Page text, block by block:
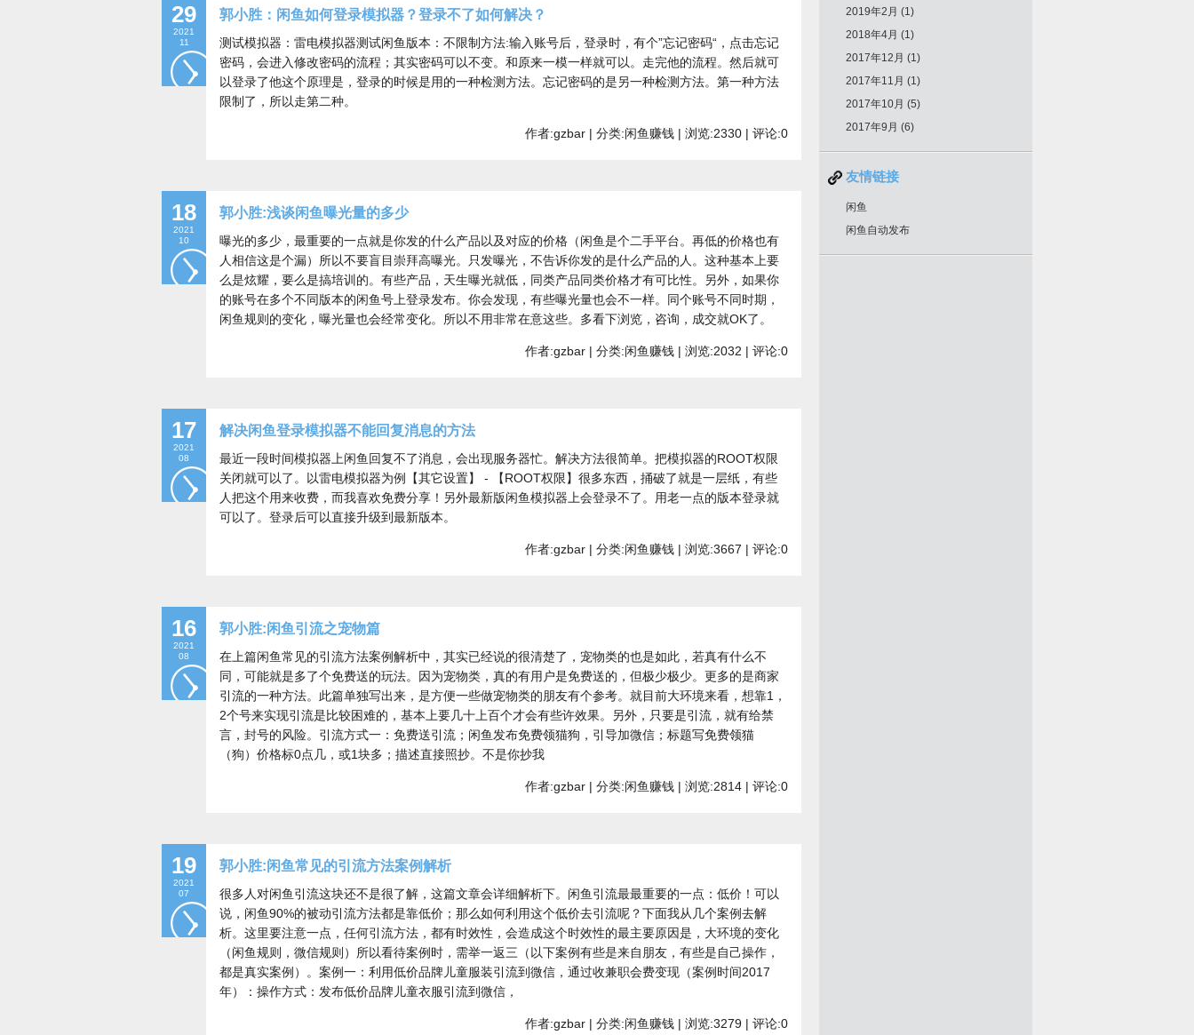
29
2021
11
郭小胜：闲鱼如何登录模拟器？登录不了如何解决？
测试模拟器：雷电模拟器测试闲鱼版本：不限制方法:输入账号后，登录时，有个”忘记密码“，点击忘记
密码，会进入修改密码的流程；其实密码可以不变。和原来一模一样就可以。走完他的流程。然后就可
以登录了他这个原理是，登录的时候是用的一种检测方法。忘记密码的是另一种检测方法。第一种方法
限制了，所以走第二种。
作者:gzbar | 分类:闲鱼赚钱 | 浏览:2330 | 评论:0
18
2021
10
郭小胜:浅谈闲鱼曝光量的多少
曝光的多少，最重要的一点就是你发的什么产品以及对应的价格（闲鱼是个二手平台。再低的价格也有
人相信这是个漏）所以不要盲目崇拜高曝光。只发曝光，不告诉你发的是什么产品的人。这种基本上要
么是炫耀，要么是搞培训的。有些产品，天生曝光就低，同类产品同类价格才有可比性。另外，如果你
的账号在多个不同版本的闲鱼号上登录发布。你会发现，有些曝光量也会不一样。同个账号不同时期，
闲鱼规则的变化，曝光量也会经常变化。所以不用非常在意这些。多看下浏览，咨询，成交就OK了。
作者:gzbar | 分类:闲鱼赚钱 | 浏览:2032 | 评论:0
17
2021
08
解决闲鱼登录模拟器不能回复消息的方法
最近一段时间模拟器上闲鱼回复不了消息，会出现服务器忙。解决方法很简单。把模拟器的ROOT权限
关闭就可以了。以雷电模拟器为例【其它设置】 - 【ROOT权限】很多东西，捅破了就是一层纸，有些
人把这个用来收费，而我喜欢免费分享！另外最新版闲鱼模拟器上会登录不了。用老一点的版本登录就
可以了。登录后可以直接升级到最新版本。
作者:gzbar | 分类:闲鱼赚钱 | 浏览:3667 | 评论:0
16
2021
08
郭小胜:闲鱼引流之宠物篇
在上篇闲鱼常见的引流方法案例解析中，其实已经说的很清楚了，宠物类的也是如此，若真有什么不
同，可能就是多了个免费送的玩法。因为宠物类，真的有用户是免费送的，但极少极少。更多的是商家
引流的一种方法。此篇单独写出来，是方便一些做宠物类的朋友有个参考。就目前大环境来看，想靠1，
2个号来实现引流是比较困难的，基本上要几十上百个才会有些许效果。另外，只要是引流，就有给禁
言，封号的风险。引流方式一：免费送引流；闲鱼发布免费领猫狗，引导加微信；标题写免费领猫
（狗）价格标0点几，或1块多；描述直接照抄。不是你抄我
作者:gzbar | 分类:闲鱼赚钱 | 浏览:2814 | 评论:0
19
2021
07
郭小胜:闲鱼常见的引流方法案例解析
很多人对闲鱼引流这块还不是很了解，这篇文章会详细解析下。闲鱼引流最最重要的一点：低价！可以
说，闲鱼90%的被动引流方法都是靠低价；那么如何利用这个低价去引流呢？下面我从几个案例去解
析。这里要注意一点，任何引流方法，都有时效性，会造成这个时效性的最主要原因是，大环境的变化
（闲鱼规则，微信规则）所以看待案例时，需举一返三（以下案例有些是来自朋友，有些是自己操作，
都是真实案例）。案例一：利用低价品牌儿童服装引流到微信，通过收兼职会费变现（案例时间2017
年）：操作方式：发布低价品牌儿童衣服引流到微信，
作者:gzbar | 分类:闲鱼赚钱 | 浏览:3279 | 评论:0
2019年2月 (1)
2018年4月 (1)
2017年12月 (1)
2017年11月 (1)
2017年10月 (5)
2017年9月 (6)
友情链接
闲鱼
闲鱼自动发布